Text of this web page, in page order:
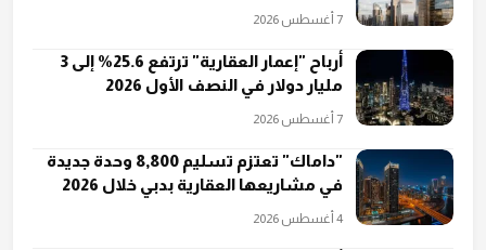
7 أغسطس 2026
أرباح "إعمار العقارية" ترتفع 25.6% إلى 3
مليار دولار في النصف الأول 2026
7 أغسطس 2026
"داماك" تعتزم تسليم 8,800 وحدة جديدة
في مشاريعها العقارية بدبي خلال 2026
4 أغسطس 2026